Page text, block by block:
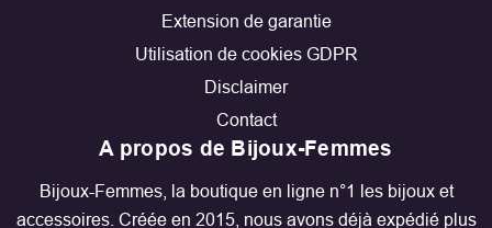
Extension de garantie
Utilisation de cookies GDPR
Disclaimer
Contact
A propos de Bijoux-Femmes
Bijoux-Femmes, la boutique en ligne n°1 les bijoux et
accessoires. Créée en 2015, nous avons déjà expédié plus